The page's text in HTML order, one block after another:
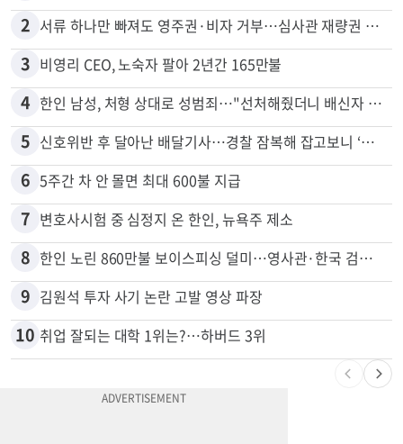
2 서류 하나만 빠져도 영주권·비자 거부…심사관 재량권 대폭 확대
3 비영리 CEO, 노숙자 팔아 2년간 165만불
4 한인 남성, 처형 상대로 성범죄…"선처해줬더니 배신자 취급"
5 신호위반 후 달아난 배달기사…경찰 잠복해 잡고보니 ‘반전’
6 5주간 차 안 몰면 최대 600불 지급
7 변호사시험 중 심정지 온 한인, 뉴욕주 제소
8 한인 노린 860만불 보이스피싱 덜미…영사관·한국 검찰 사칭
9 김원석 투자 사기 논란 고발 영상 파장
10 취업 잘되는 대학 1위는?…하버드 3위